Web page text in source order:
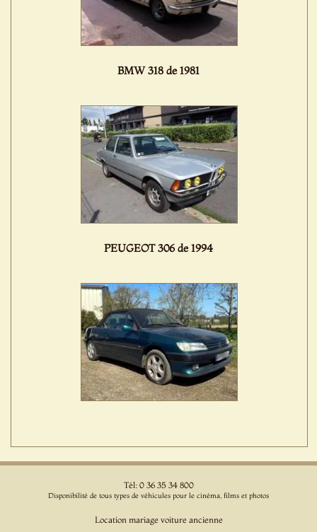
BMW 318 de 1981
PEUGEOT 306 de 1994
Tél: 0 36 35 34 800
Disponibilité de tous types de véhicules pour le cinéma, films et photos
Location mariage voiture ancienne